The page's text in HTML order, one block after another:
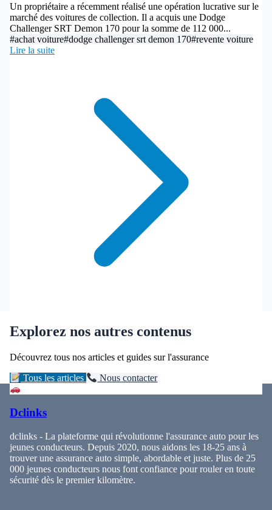
Un propriétaire a récemment réalisé une opération lucrative sur le
marché des voitures de collection. Il a acquis une Dodge
Challenger SRT Demon 170 pour la somme de 112 000...
#achat voiture#dodge challenger srt demon 170#revente voiture
Lire la suite
Explorez nos autres contenus
Découvrez tous nos articles et guides sur l'assurance
Tous les articles Nous contacter
Dclinks
dclinks - La plateforme qui révolutionne l'assurance auto pour les
jeunes conducteurs. Depuis 2020, nous aidons les 18-25 ans à
trouver une assurance auto simple, abordable et juste. Plus de 25
000 jeunes conducteurs nous font confiance pour rouler en toute
sécurité dès le premier kilomètre.